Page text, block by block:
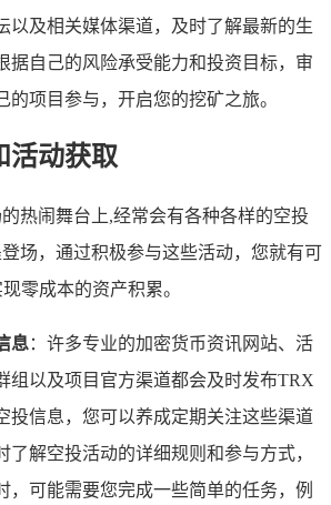
以及相关媒体渠道，及时了解最新的生
据自己的风险承受能力和投资目标，审
的项目参与，开启您的挖矿之旅。
活动获取
热闹舞台上,经常会有各种各样的空投
场，通过积极参与这些活动，您就有可
零成本的资产积累。
息：许多专业的加密货币资讯网站、活
组以及项目官方渠道都会及时发布TRX
投信息，您可以养成定期关注这些渠道
了解空投活动的详细规则和参与方式，
，可能需要您完成一些简单的任务，例